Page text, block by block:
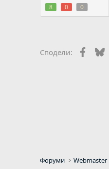
8
0 0
Сподели:
Форуми